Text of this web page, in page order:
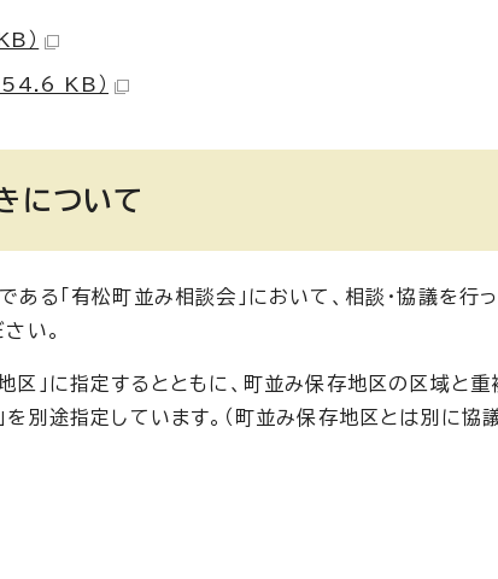
）
54.6 KB）
について
る「有松町並み相談会」において、相談・協議を行っ
い。
」に指定するとともに、町並み保存地区の区域と重
別途指定しています。（町並み保存地区とは別に協議